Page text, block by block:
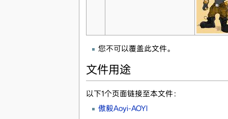
您不可以覆盖此文件。
文件用途
以下1个页面链接至本文件：
傲毅Aoyi-AOYI